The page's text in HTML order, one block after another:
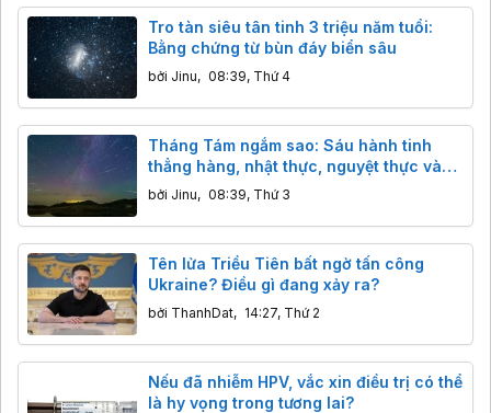
Tro tàn siêu tân tinh 3 triệu năm tuổi:
Bằng chứng từ bùn đáy biển sâu
bởi Jinu, 08:39, Thứ 4
Tháng Tám ngắm sao: Sáu hành tinh
thẳng hàng, nhật thực, nguyệt thực và
ngôi sao khổng lồ đáng sợ
bởi Jinu, 08:39, Thứ 3
Tên lửa Triều Tiên bất ngờ tấn công
Ukraine? Điều gì đang xảy ra?
bởi ThanhDat, 14:27, Thứ 2
Nếu đã nhiễm HPV, vắc xin điều trị có thể
là hy vọng trong tương lai?